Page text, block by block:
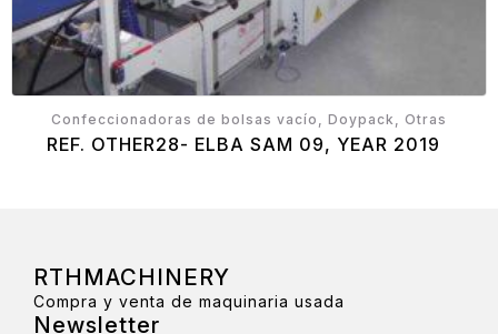
Confeccionadoras de bolsas vacío, Doypack, Otras
REF. OTHER28- ELBA SAM 09, YEAR 2019
RTHMACHINERY
Compra y venta de maquinaria usada
Newsletter